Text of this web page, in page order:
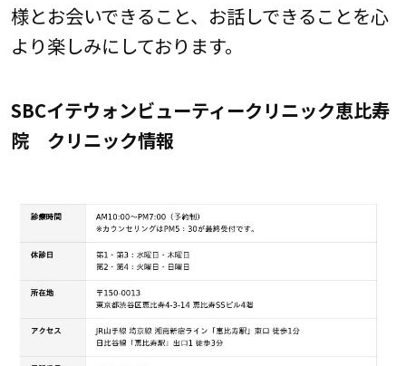
様とお会いできること、お話しできることを心
より楽しみにしております。
SBCイテウォンビューティークリニック恵比寿
院 クリニック情報